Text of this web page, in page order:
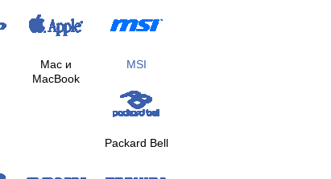
Mac и
MacBook
MSI
Packard Bell